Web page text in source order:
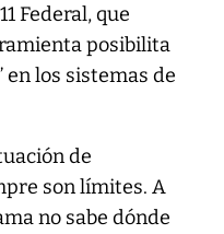
Federal, que
posibilita
en los sistemas de
de
son límites. A
no sabe dónde